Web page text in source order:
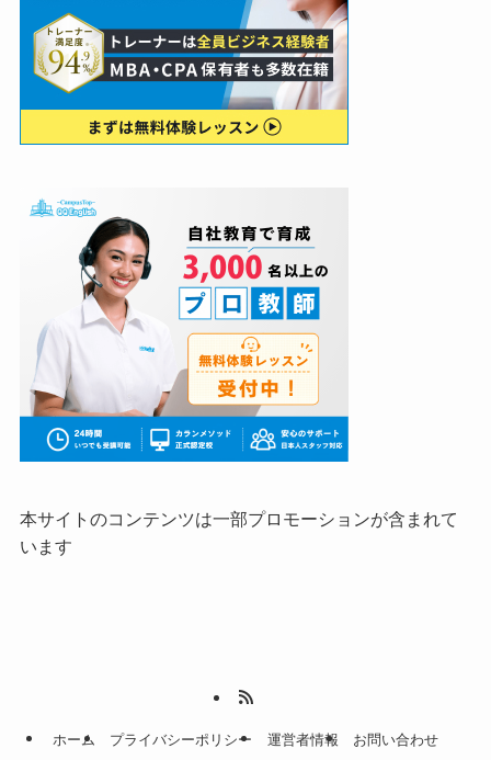
本サイトのコンテンツは一部プロモーションが含まれて
います
ホーム プライバシーポリシー 運営者情報 お問い合わせ